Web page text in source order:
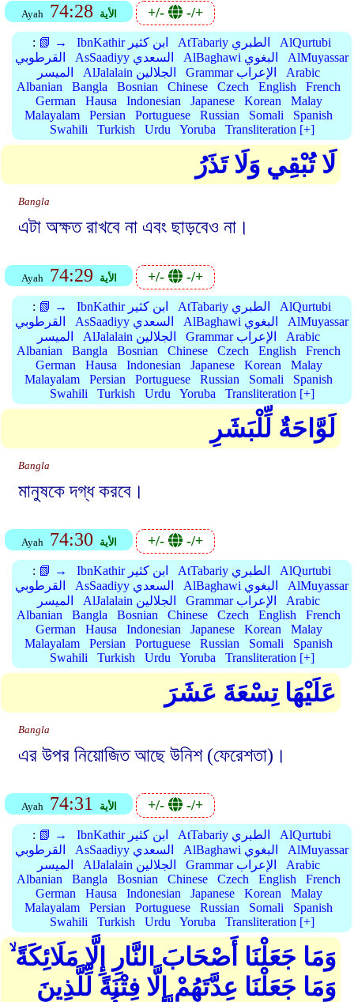
Ayah 74:28 الأية +/- -/+
: 📗 → IbnKathir ابن كثير AtTabariy الطبري
AlQurtubi
القرطوبي
AsSaadiyy السعدي AlBaghawi البغوي
AlMuyassar
الميسر
AlJalalain الجلالين Grammar الإعراب
Arabic
Albanian
Bangla Bosnian Chinese Czech English
French
German
Hausa Indonesian Japanese Korean
Malay
Malayalam
Persian Portuguese Russian Somali
Spanish
Swahili
Turkish Urdu Yoruba Transliteration [+]
لَا تُبْقِي وَلَا تَذَرُ
Bangla
এটা অক্ষত রাখবে না এবং ছাড়বেও না।
Ayah 74:29 الأية +/- -/+
: 📗 → IbnKathir ابن كثير AtTabariy الطبري
AlQurtubi
القرطوبي
AsSaadiyy السعدي AlBaghawi البغوي
AlMuyassar
الميسر
AlJalalain الجلالين Grammar الإعراب
Arabic
Albanian
Bangla Bosnian Chinese Czech English
French
German
Hausa Indonesian Japanese Korean
Malay
Malayalam
Persian Portuguese Russian Somali
Spanish
Swahili
Turkish Urdu Yoruba Transliteration [+]
لَوَّاحَةٌ لِّلْبَشَرِ
Bangla
মানুষকে দগ্ধ করবে।
Ayah 74:30 الأية +/- -/+
: 📗 → IbnKathir ابن كثير AtTabariy الطبري
AlQurtubi
القرطوبي
AsSaadiyy السعدي AlBaghawi البغوي
AlMuyassar
الميسر
AlJalalain الجلالين Grammar الإعراب
Arabic
Albanian
Bangla Bosnian Chinese Czech English
French
German
Hausa Indonesian Japanese Korean
Malay
Malayalam
Persian Portuguese Russian Somali
Spanish
Swahili
Turkish Urdu Yoruba Transliteration [+]
عَلَيْهَا تِسْعَةَ عَشَرَ
Bangla
এর উপর নিয়োজিত আছে উনিশ (ফেরেশতা)।
Ayah 74:31 الأية +/- -/+
: 📗 → IbnKathir ابن كثير AtTabariy الطبري
AlQurtubi
القرطوبي
AsSaadiyy السعدي AlBaghawi البغوي
AlMuyassar
الميسر
AlJalalain الجلالين Grammar الإعراب
Arabic
Albanian
Bangla Bosnian Chinese Czech English
French
German
Hausa Indonesian Japanese Korean
Malay
Malayalam
Persian Portuguese Russian Somali
Spanish
Swahili
Turkish Urdu Yoruba Transliteration [+]
وَمَا جَعَلْنَا أَصْحَابَ النَّارِ إِلَّا مَلَائِكَةً ۙ
وَمَا جَعَلْنَا عِدَّتَهُمْ إِلَّا فِتْنَةً لِّلَّذِينَ